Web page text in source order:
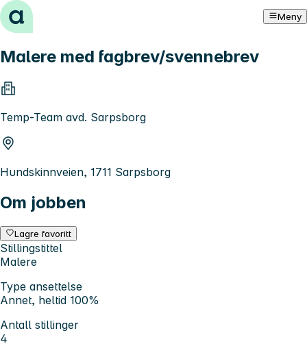
Hopp til innhold Meny
Malere med fagbrev/svennebrev
Temp-Team avd. Sarpsborg
Hundskinnveien, 1711 Sarpsborg
Om jobben
Lagre favoritt
Stillingstittel
Malere
Type ansettelse
Annet, heltid 100%
Antall stillinger
4